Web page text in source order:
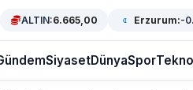
ALTIN:6.665,00 Erzurum:-
SiyasetDünyaSpor